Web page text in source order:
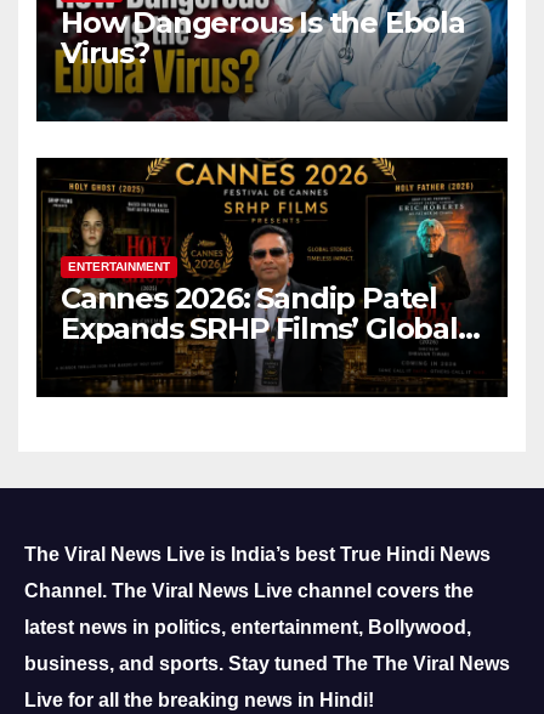
How Dangerous Is the Ebola
Virus?
ENTERTAINMENT
Cannes 2026: Sandip Patel
Expands SRHP Films’ Global
Reach
The Viral News Live is India’s best True Hindi News
Channel. The Viral News Live channel covers the
latest news in politics, entertainment, Bollywood,
business, and sports. Stay tuned The The Viral News
Live for all the breaking news in Hindi!